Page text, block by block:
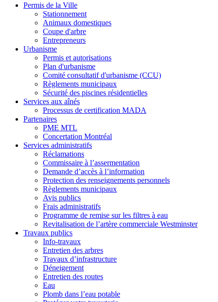
Permis de la Ville
Stationnement
Animaux domestiques
Coupe d'arbre
Entrepreneurs
Urbanisme
Permis et autorisations
Plan d'urbanisme
Comité consultatif d'urbanisme (CCU)
Règlements municipaux
Sécurité des piscines résidentielles
Services aux aînés
Processus de certification MADA
Partenaires
PME MTL
Concertation Montréal
Services administratifs
Réclamations
Commissaire à l’assermentation
Demande d’accès à l’information
Protection des renseignements personnels
Règlements municipaux
Avis publics
Frais administratifs
Programme de remise sur les filtres à eau
Revitalisation de l’artère commerciale Westminster
Travaux publics
Info-travaux
Entretien des arbres
Travaux d’infrastructure
Déneigement
Entretien des routes
Eau
Plomb dans l’eau potable